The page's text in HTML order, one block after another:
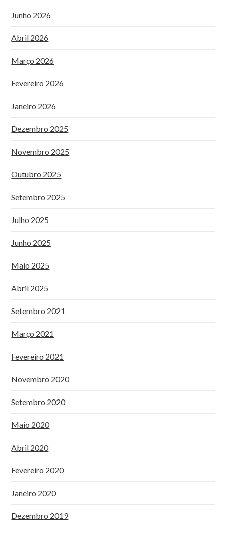
Junho 2026
Abril 2026
Março 2026
Fevereiro 2026
Janeiro 2026
Dezembro 2025
Novembro 2025
Outubro 2025
Setembro 2025
Julho 2025
Junho 2025
Maio 2025
Abril 2025
Setembro 2021
Março 2021
Fevereiro 2021
Novembro 2020
Setembro 2020
Maio 2020
Abril 2020
Fevereiro 2020
Janeiro 2020
Dezembro 2019